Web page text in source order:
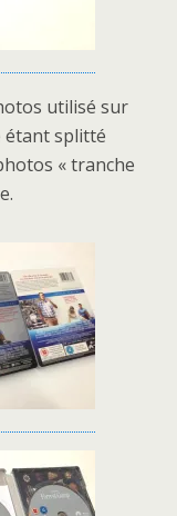
utilisé sur
étant splitté
« tranche